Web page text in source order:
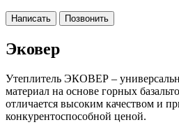
Написать Позвонить
Эковер
Утеплитель ЭКОВЕР –
материал на основе горных
отличается высоким качеством и
конкурентоспособной ценой.